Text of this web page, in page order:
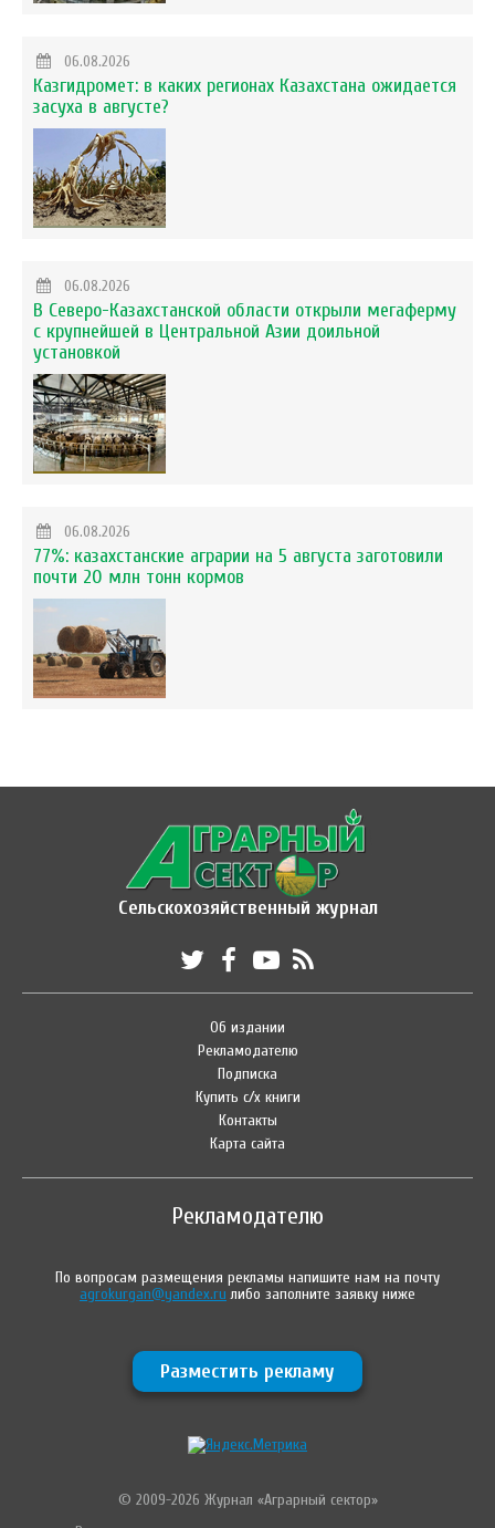
06.08.2026
Казгидромет: в каких регионах Казахстана ожидается
засуха в августе?
06.08.2026
В Северо-Казахстанской области открыли мегаферму
с крупнейшей в Центральной Азии доильной
установкой
06.08.2026
77%: казахстанские аграрии на 5 августа заготовили
почти 20 млн тонн кормов
Сельскохозяйственный журнал
Об издании
Рекламодателю
Подписка
Купить с/х книги
Контакты
Карта сайта
Рекламодателю
По вопросам размещения рекламы напишите нам на почту
agrokurgan@yandex.ru либо заполните заявку ниже
Разместить рекламу
© 2009-2026 Журнал «Аграрный сектор»